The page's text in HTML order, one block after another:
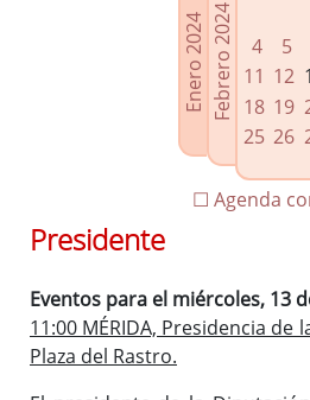
Enlaces
Agenda de Presidencia
Plenos provinciales y Juntas de
Oficina de Proyectos Europeos
Enero 2024Febrero 2024
4
5
11 12
18 19
25 26
☐ Agenda
Presidente
Eventos para el miércoles, 13
11:00 MÉRIDA, Presidencia de
Plaza del Rastro.